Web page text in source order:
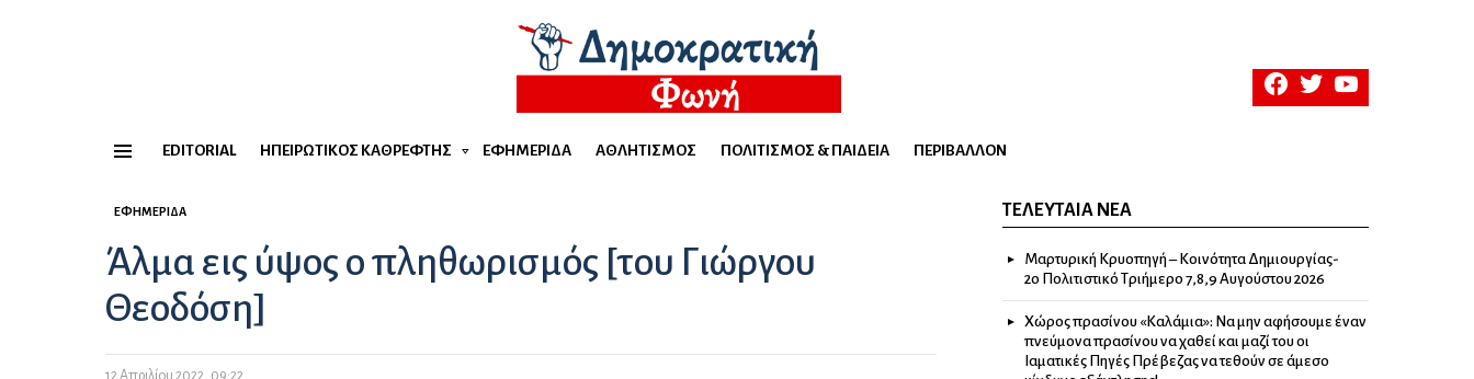
facebooktwitteryoutube
EDITORIAL ΗΠΕΙΡΏΤΙΚΟΣ ΚΑΘΡΈΦΤΗΣ ΕΦΗΜΕΡΊΔΑ ΑΘΛΗΤΙΣΜΌΣ ΠΟΛΙΤΙΣΜΌΣ & ΠΑΙΔΕΊΑ ΠΕΡΙΒΆΛΛΟΝ
ΕΦΗΜΕΡΊΔΑ
Άλμα εις ύψος ο πληθωρισμός [του Γιώργου
Θεοδόση]
12 Απριλίου 2022, 09:22
ΤΕΛΕΥΤΑΊΑ ΝΈΑ
Μαρτυρική Κρυοπηγή – Κοινότητα Δημιουργίας-
2ο Πολιτιστικό Τριήμερο 7,8,9 Αυγούστου 2026
Χώρος πρασίνου «Καλάμια»: Να μην αφήσουμε έναν
πνεύμονα πρασίνου να χαθεί και μαζί του οι
Ιαματικές Πηγές Πρέβεζας να τεθούν σε άμεσο